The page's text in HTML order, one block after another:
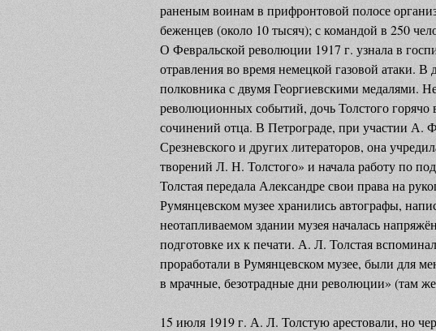
раненым воинам в прифронтовой полосе
беженцев (около 10 тысяч); с командой в 250
О Февральской революции 1917 г. узнала в
отравления во время немецкой газовой атаки. В
полковника с двумя Георгиевскими медалями.
революционных событий, дочь Толстого горячо
сочинений отца. В Петрограде, при участии
Срезневского и других литераторов, она
творений Л. Н. Толстого» и начала работу по
Толстая передала Александре свои права на
Румянцевском музее хранились автографы,
неотапливаемом здании музея началась
подготовке их к печати. А. Л. Толстая
проработали в Румянцевском музее, были для
в мрачные, безотрадные дни революции» (там
15 июля 1919 г. А. Л. Толстую арестовали, но